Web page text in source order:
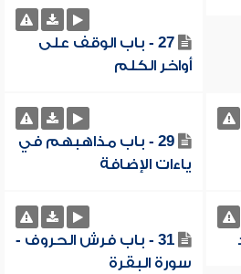
27 - باب الوقف على
أواخر الكلم
29 - باب مذاهبهم في
ياءات الإضافة
31 - باب فرش الحروف -
سورة البقرة